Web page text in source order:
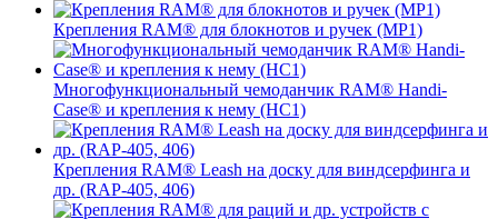
Крепления RAM® для блокнотов и ручек (MP1)
Многофункциональный чемоданчик RAM® Handi-
Case® и крепления к нему (HC1)
Крепления RAM® Leash на доску для виндсерфинга и
др. (RAP-405, 406)